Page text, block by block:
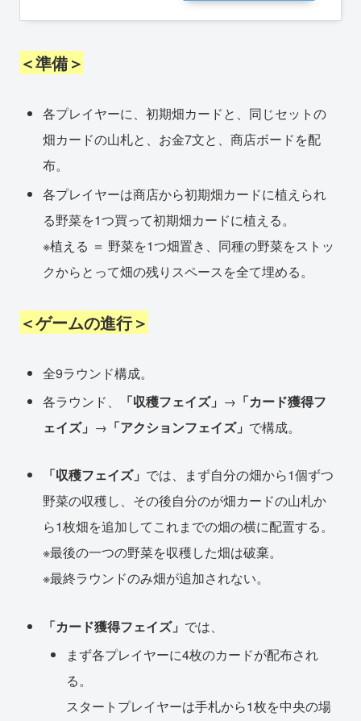
＜準備＞
各プレイヤーに、初期畑カードと、同じセットの
畑カードの山札と、お金7文と、商店ボードを配
布。
各プレイヤーは商店から初期畑カードに植えられ
る野菜を1つ買って初期畑カードに植える。
※植える ＝ 野菜を1つ畑置き、同種の野菜をストッ
クからとって畑の残りスペースを全て埋める。
＜ゲームの進行＞
全9ラウンド構成。
各ラウンド、
「収穫フェイズ」 → 「カード獲得フ
ェイズ」 → 「アクションフェイズ」 で構成。
「収穫フェイズ」 では、まず自分の畑から1個ずつ
野菜の収穫し、その後自分のが畑カードの山札か
ら1枚畑を追加してこれまでの畑の横に配置する。
※最後の一つの野菜を収穫した畑は破棄。
※最終ラウンドのみ畑が追加されない。
「カード獲得フェイズ」 では、
まず各プレイヤーに4枚のカードが配布され
る。
スタートプレイヤーは手札から1枚を中央の場